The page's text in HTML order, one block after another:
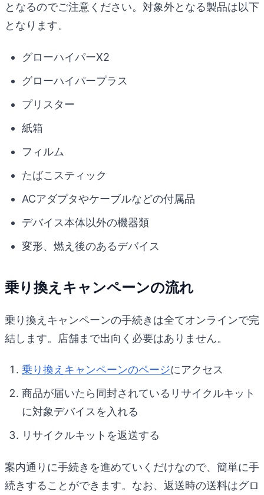
となるのでご注意ください。対象外となる製品は以下
となります。
グローハイパーX2
グローハイパープラス
プリスター
紙箱
フィルム
たばこスティック
ACアダプタやケーブルなどの付属品
デバイス本体以外の機器類
変形、燃え後のあるデバイス
乗り換えキャンペーンの流れ
乗り換えキャンペーンの手続きは全てオンラインで完
結します。店舗まで出向く必要はありません。
乗り換えキャンペーンのページにアクセス
商品が届いたら同封されているリサイクルキット
に対象デバイスを入れる
リサイクルキットを返送する
案内通りに手続きを進めていくだけなので、簡単に手
続きすることができます。なお、返送時の送料はグロ